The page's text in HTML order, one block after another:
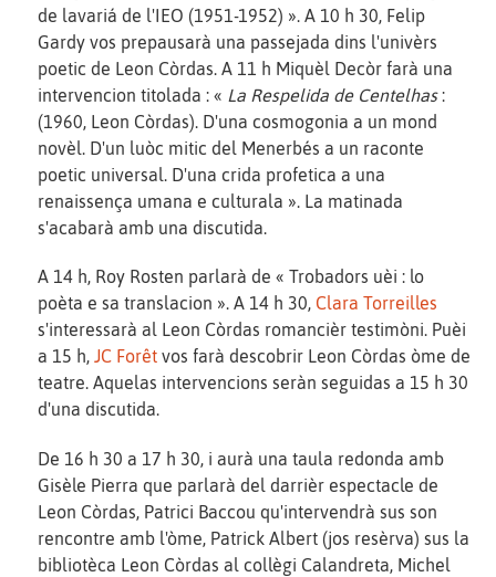
de lavariá de l'IEO (1951-1952) ». A 10 h 30, Felip
Gardy vos prepausarà una passejada dins l'univèrs
poetic de Leon Còrdas. A 11 h Miquèl Decòr farà una
intervencion titolada : « La Respelida de Centelhas:
(1960, Leon Còrdas). D'una cosmogonia a un mond
novèl. D'un luòc mitic del Menerbés a un raconte
poetic universal. D'una crida profetica a una
renaissença umana e culturala ». La matinada
s'acabarà amb una discutida.
A 14 h, Roy Rosten parlarà de « Trobadors uèi : lo
poèta e sa translacion ». A 14 h 30, Clara Torreilles
s'interessarà al Leon Còrdas romancièr testimòni. Puèi
a 15 h, JC Forêt vos farà descobrir Leon Còrdas òme de
teatre. Aquelas intervencions seràn seguidas a 15 h 30
d'una discutida.
De 16 h 30 a 17 h 30, i aurà una taula redonda amb
Gisèle Pierra que parlarà del darrièr espectacle de
Leon Còrdas, Patrici Baccou qu'intervendrà sus son
rencontre amb l'òme, Patrick Albert (jos resèrva) sus la
bibliotèca Leon Còrdas al collègi Calandreta, Michel